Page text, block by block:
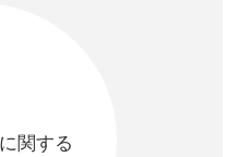
関する